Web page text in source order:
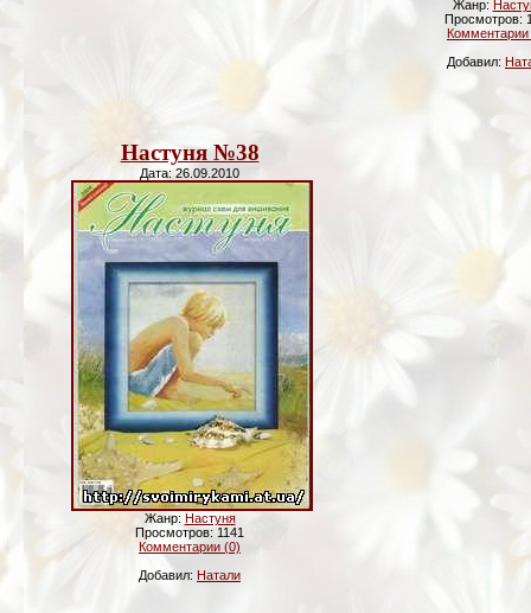
Жанр:
Просмотров:
Добавил:
Настуня №38
Дата: 26.09.2010
Жанр: Настуня
Просмотров: 1141
Комментарии (0)
Добавил: Натали